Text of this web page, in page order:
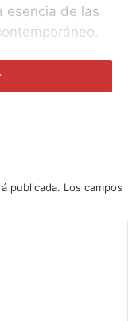
esencia de las
como
con otros cuerpos,
base sobre la
pretende estar
Subirse a lo
publicada. Los campos